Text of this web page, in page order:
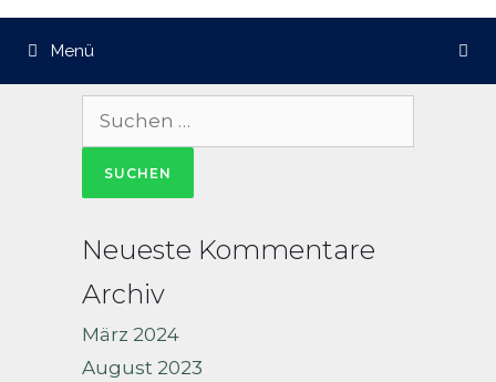
Menü
Suche
Neueste Kommentare
Archiv
März 2024
August 2023